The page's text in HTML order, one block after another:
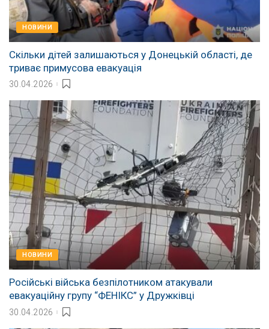
НОВИНИ
Скільки дітей залишаються у Донецькій області, де
триває примусова евакуація
30.04.2026
НОВИНИ
Російські війська безпілотником атакували
евакуаційну групу “ФЕНІКС” у Дружківці
30.04.2026